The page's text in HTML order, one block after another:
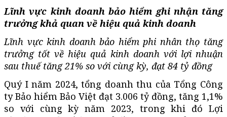
Lĩnh vực kinh doanh bảo hiểm ghi nhận tăng
trưởng khả quan về hiệu quả kinh doanh
Lĩnh vực kinh doanh bảo hiểm phi nhân thọ tăng
trưởng tốt về hiệu quả kinh doanh với lợi nhuận
sau thuế tăng 21% so với cùng kỳ, đạt 84 tỷ đồng
Quý I năm 2024, tổng doanh thu của Tổng Công
ty Bảo hiểm Bảo Việt đạt 3.006 tỷ đồng, tăng 1,1%
so với cùng kỳ năm 2023, trong khi đó Lợi